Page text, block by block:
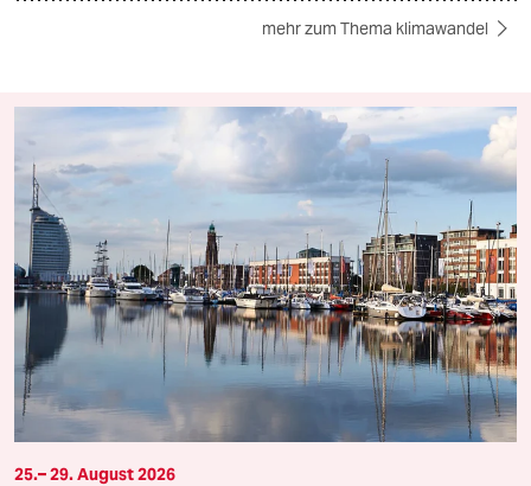
mehr zum Thema klimawandel
25.– 29. August 2026